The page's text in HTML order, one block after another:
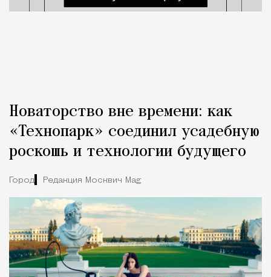
Новаторство вне времени: как
«Технопарк» соединил усадебную
роскошь и технологии будущего
Город Редакция Москвич Mag